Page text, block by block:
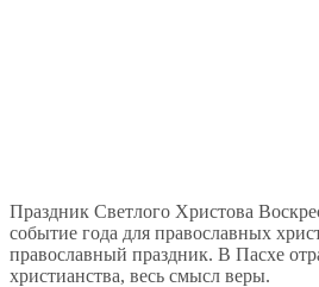
Праздник Светлого Христова
событие года для православных
православный праздник. В Пасхе
христианства, весь смысл веры.